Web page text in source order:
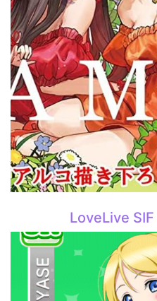
LoveLive